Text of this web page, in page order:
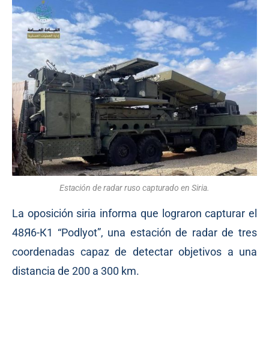
Estación de radar ruso capturado en Siria.
La oposición siria informa que lograron capturar el
48Я6-К1 “Podlyot”, una estación de radar de tres
coordenadas capaz de detectar objetivos a una
distancia de 200 a 300 km.